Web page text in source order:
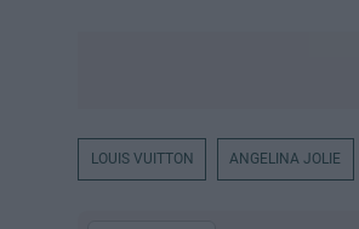
LOUIS VUITTON ANGELINA JOLIE